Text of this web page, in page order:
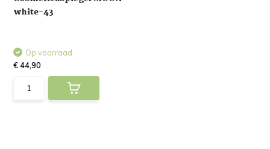
white-43
Op voorraad
€ 44,90